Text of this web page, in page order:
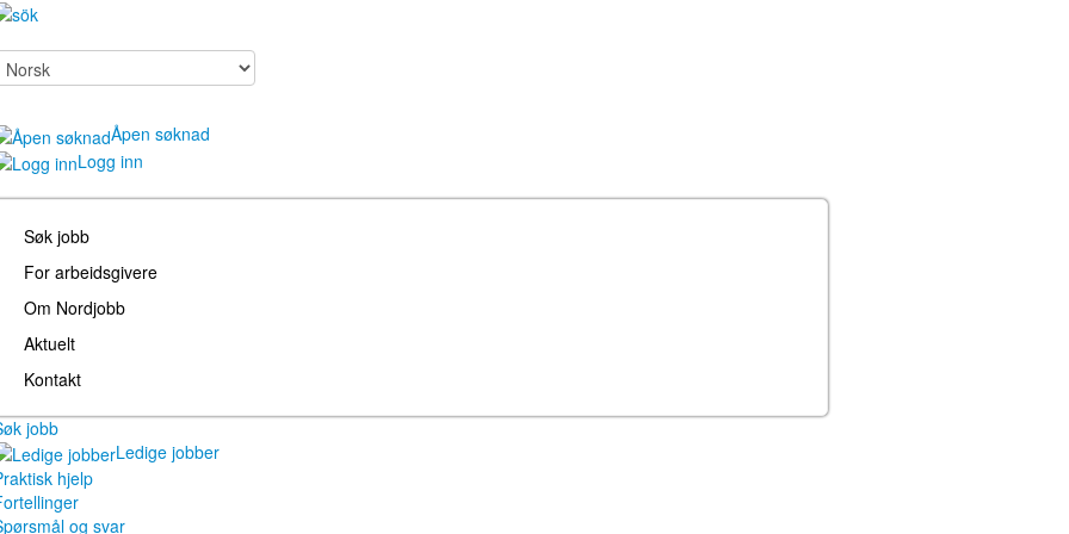
Åpen søknad
Logg inn
Søk jobb
For arbeidsgivere
Om Nordjobb
Aktuelt
Kontakt
jobb
Ledige jobber
hjelp
og svar